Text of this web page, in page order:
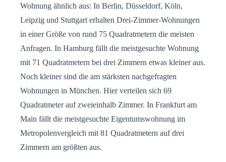
Wohnung ähnlich aus: In Berlin, Düsseldorf, Köln,
Leipzig und Stuttgart erhalten Drei-Zimmer-Wohnungen
in einer Größe von rund 75 Quadratmetern die meisten
Anfragen. In Hamburg fällt die meistgesuchte Wohnung
mit 71 Quadratmetern bei drei Zimmern etwas kleiner aus.
Noch kleiner sind die am stärksten nachgefragten
Wohnungen in München. Hier verteilen sich 69
Quadratmeter auf zweieinhalb Zimmer. In Frankfurt am
Main fällt die meistgesuchte Eigentumswohnung im
Metropolenvergleich mit 81 Quadratmetern auf drei
Zimmern am größten aus.